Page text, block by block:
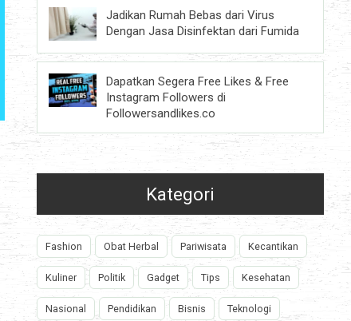
Jadikan Rumah Bebas dari Virus
Dengan Jasa Disinfektan dari Fumida
Dapatkan Segera Free Likes & Free
Instagram Followers di
Followersandlikes.co
Kategori
Fashion Obat Herbal Pariwisata Kecantikan
Kuliner Politik Gadget Tips Kesehatan
Nasional Pendidikan Bisnis Teknologi